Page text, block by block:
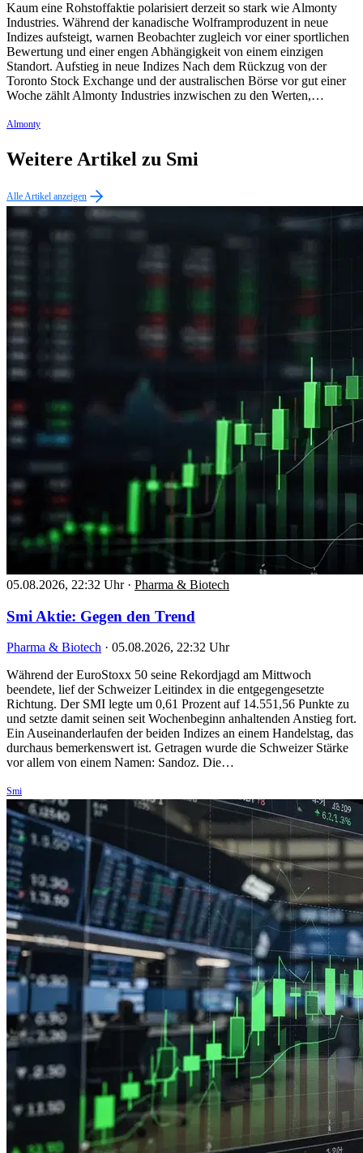
Kaum eine Rohstoffaktie polarisiert derzeit so stark wie Almonty
Industries. Während der kanadische Wolframproduzent in neue
Indizes aufsteigt, warnen Beobachter zugleich vor einer sportlichen
Bewertung und einer engen Abhängigkeit von einem einzigen
Standort. Aufstieg in neue Indizes Nach dem Rückzug von der
Toronto Stock Exchange und der australischen Börse vor gut einer
Woche zählt Almonty Industries inzwischen zu den Werten,…
Almonty
Weitere Artikel zu Smi
Alle Artikel anzeigen
05.08.2026, 22:32 Uhr · Pharma & Biotech
Smi Aktie: Gegen den Trend
Pharma & Biotech · 05.08.2026, 22:32 Uhr
Während der EuroStoxx 50 seine Rekordjagd am Mittwoch
beendete, lief der Schweizer Leitindex in die entgegengesetzte
Richtung. Der SMI legte um 0,61 Prozent auf 14.551,56 Punkte zu
und setzte damit seinen seit Wochenbeginn anhaltenden Anstieg fort.
Ein Auseinanderlaufen der beiden Indizes an einem Handelstag, das
durchaus bemerkenswert ist. Getragen wurde die Schweizer Stärke
vor allem von einem Namen: Sandoz. Die…
Smi